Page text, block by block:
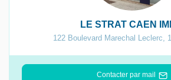
LE STRAT CAEN
122 Boulevard Marechal Leclerc,
Contacter par mail